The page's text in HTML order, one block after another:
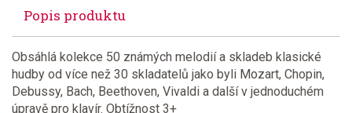
Popis produktu
Obsáhlá kolekce 50 známých melodií a skladeb klasické
hudby od více než 30 skladatelů jako byli Mozart, Chopin,
Debussy, Bach, Beethoven, Vivaldi a další v jednoduchém
úpravě pro klavír. Obtížnost 3+